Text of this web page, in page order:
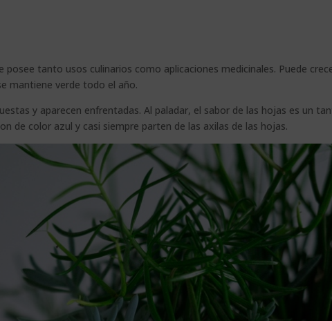
tanto usos culinarios como aplicaciones medicinales. Puede
mantiene verde todo el año.
y aparecen enfrentadas. Al paladar, el sabor de las hojas es un
de color azul y casi siempre parten de las axilas de las hojas.